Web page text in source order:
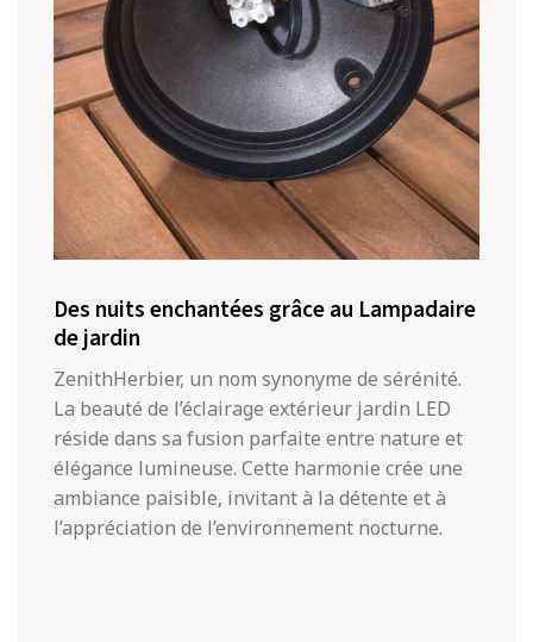
Des nuits enchantées grâce au Lampadaire
de jardin
ZenithHerbier, un nom synonyme de sérénité.
La beauté de l’éclairage extérieur jardin LED
réside dans sa fusion parfaite entre nature et
élégance lumineuse. Cette harmonie crée une
ambiance paisible, invitant à la détente et à
l’appréciation de l’environnement nocturne.